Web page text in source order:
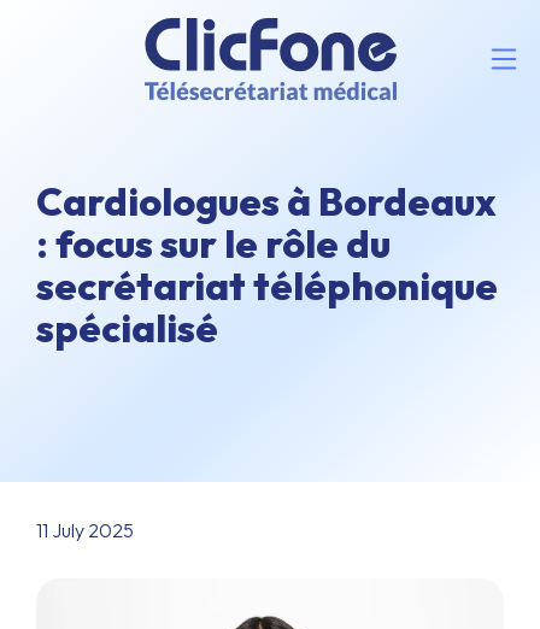
Cardiologues à Bordeaux
: focus sur le rôle du
secrétariat téléphonique
spécialisé
11 July 2025